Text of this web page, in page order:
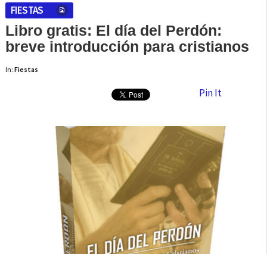
FIESTAS
Libro gratis: El día del Perdón:
breve introducción para cristianos
In: Fiestas
Pin It